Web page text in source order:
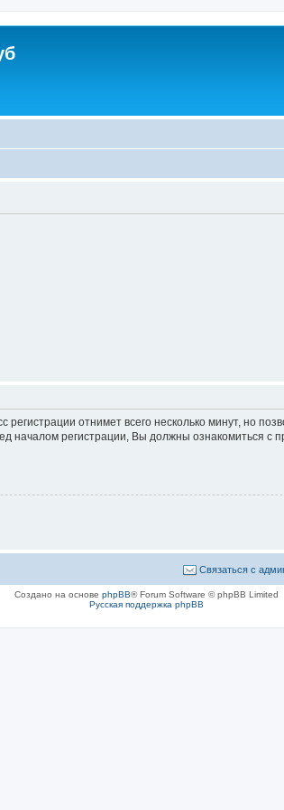
отнимет всего несколько минут, но
началом регистрации, Вы должны ознакомиться
Связаться с
Создано на основе phpBB® Forum Software © phpBB Limited
Русская поддержка phpBB